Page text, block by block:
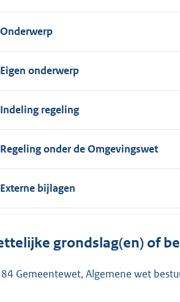
Onderwerp
Eigen onderwerp
Indeling regeling
Regeling onder de Omgevingswet
Externe bijlagen
grondslag(en) of
Gemeentewet, Algemene wet